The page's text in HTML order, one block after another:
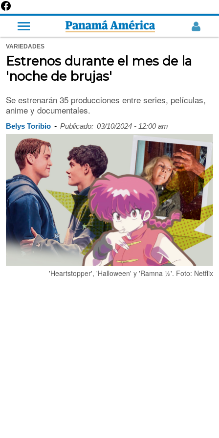
VARIEDADES
Estrenos durante el mes de la
'noche de brujas'
Se estrenarán 35 producciones entre series, películas,
anime y documentales.
Belys Toribio - Publicado: 03/10/2024 - 12:00 am
'Heartstopper', 'Halloween' y 'Ramna ½'. Foto: Netflix